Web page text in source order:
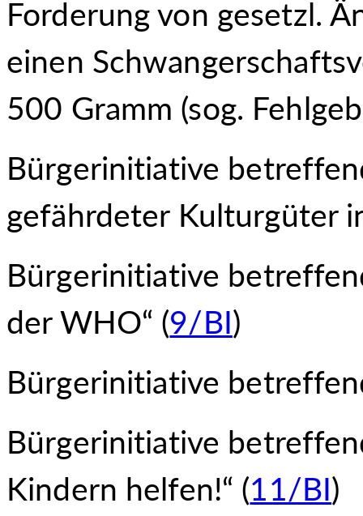
Forderung von gesetzl.
einen
500 Gramm (sog.
Bürgerinitiative
gefährdeter Kulturgüter
Bürgerinitiative
der WHO“ (9/BI)
Bürgerinitiative
Bürgerinitiative
Kindern helfen!“ (11/BI)